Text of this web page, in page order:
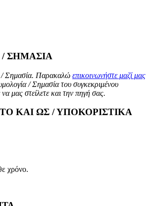
ΣΗΜΑΣΙΑ
/ Σημασία. Παρακαλώ επικοινωνήστε μαζί μας
/ Σημασία του συγκεκριμένου
μας στείλετε και την πηγή σας.
ΚΑΙ ΩΣ / ΥΠΟΚΟΡΙΣΤΙΚΑ
χρόνο.